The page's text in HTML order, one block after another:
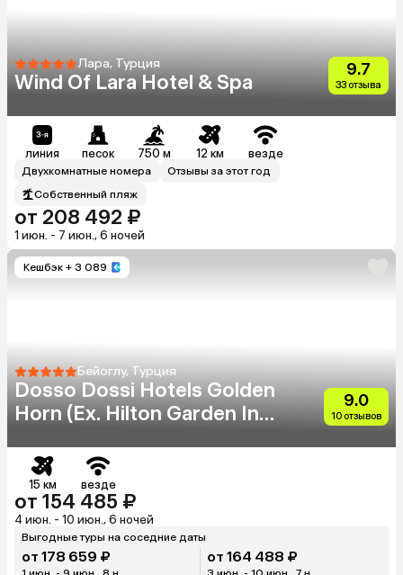
Лара, Турция
Wind Of Lara Hotel & Spa
9.7
33 отзыва
линия песок 750 м 12 км везде
Двухкомнатные номера
Отзывы за этот год
Собственный пляж
от 208 492 ₽
1 июн. - 7 июн., 6 ночей
Кешбэк + 3 089
Бейоглу, Турция
Dosso Dossi Hotels Golden
Horn (Eх. Hilton Garden Inn
9.0
10 отзывов
15 км везде
от 154 485 ₽
4 июн. - 10 июн., 6 ночей
Выгодные туры на соседние даты
от 178 659 ₽ от 164 488 ₽